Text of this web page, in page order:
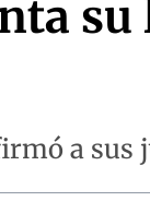
a sus